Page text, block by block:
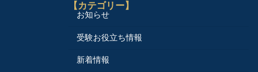
【カテゴリー】
お知らせ
受験お役立ち情報
新着情報